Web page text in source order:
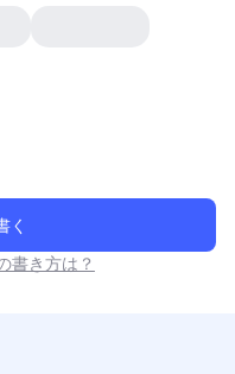
く
書き方は？